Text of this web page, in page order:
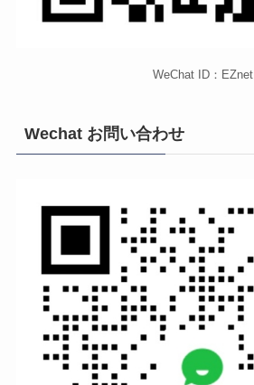
WeChat ID：EZnet
Wechat お問い合わせ